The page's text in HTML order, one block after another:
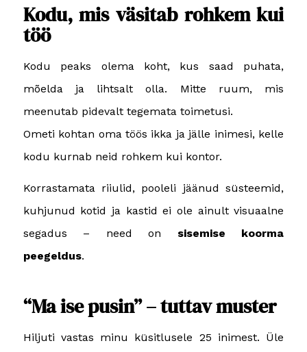
Kodu, mis väsitab rohkem kui
töö
Kodu peaks olema koht, kus saad puhata,
mõelda ja lihtsalt olla. Mitte ruum, mis
meenutab pidevalt tegemata toimetusi.
Ometi kohtan oma töös ikka ja jälle inimesi, kelle
kodu kurnab neid rohkem kui kontor.
Korrastamata riiulid, pooleli jäänud süsteemid,
kuhjunud kotid ja kastid ei ole ainult visuaalne
segadus – need on sisemise koorma
peegeldus.
“Ma ise pusin” – tuttav muster
Hiljuti vastas minu küsitlusele 25 inimest. Üle